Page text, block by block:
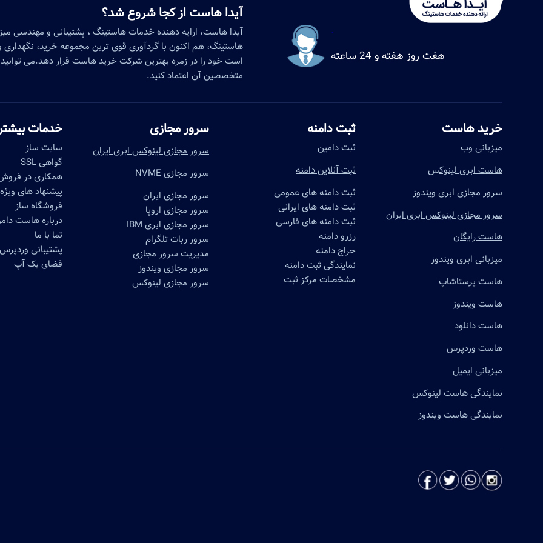
.
هفت روز هفته و 24 ساعته
آیدا هاست از کجا شروع شد؟
آیدا هاست، ارایه دهنده خدمات هاستینگ ، پشتیبانی و
هاستینگ، هم اکنون با گردآوری قوی ترین مجموعه خرید،
است خود را در زمره بهترین شرکت خرید هاست قرار دهد.می
متخصصین آن اعتماد کنید.
خرید هاست
میزبانی وب
هاست ابری لینوکس
سرور مجازی ابری ویندوز
سرور مجازی لینوکس ابری ایران
هاست رایگان
میزبانی ابری ویندوز
هاست پرستاشاپ
هاست ویندوز
هاست دانلود
هاست وردپرس
میزبانی ایمیل
نمایندگی هاست لینوکس
نمایندگی هاست ویندوز
ثبت دامنه
ثبت دامین
ثبت آنلاین دامنه
ثبت دامنه های عمومی
ثبت دامنه های ایرانی
ثبت دامنه های فارسی
رزرو دامنه
حراج دامنه
نمایندگی ثبت دامنه
مشخصات مرکز ثبت
سرور مجازی
سرور مجازی لینوکس ابری ایران
سرور مجازی NVME
سرور مجازی ایران
سرور مجازی اروپا
سرور مجازی ابری IBM
سرور ربات تلگرام
مدیریت سرور مجازی
سرور مجازی ویندوز
سرور مجازی لینوکس
خدمات
سایت ساز
گواهی SSL
همکاری در
پیشنهاد های ویژه
فروشگاه ساز
درباره هاست
تما با ما
پشتیبانی وردپرس
فضای بک آپ